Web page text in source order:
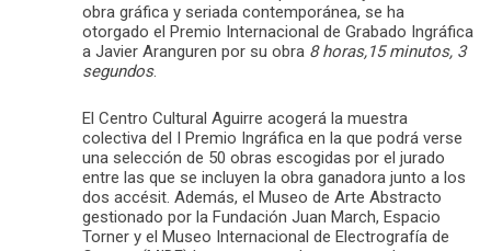
obra gráfica y seriada contemporánea, se ha
otorgado el Premio Internacional de Grabado Ingráfica
a Javier Aranguren por su obra 8 horas,15 minutos, 3
segundos.
El Centro Cultural Aguirre acogerá la muestra
colectiva del I Premio Ingráfica en la que podrá verse
una selección de 50 obras escogidas por el jurado
entre las que se incluyen la obra ganadora junto a los
dos accésit. Además, el Museo de Arte Abstracto
gestionado por la Fundación Juan March, Espacio
Torner y el Museo Internacional de Electrografía de